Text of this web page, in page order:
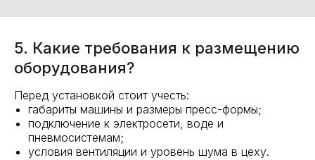
5. Какие требования к размещению
оборудования?
Перед установкой стоит учесть:
габариты машины и размеры пресс-формы;
подключение к электросети, воде и
пневмосистемам;
условия вентиляции и уровень шума в цеху.